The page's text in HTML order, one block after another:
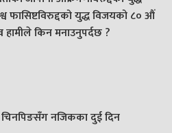
फासिष्टविरुद्दको युद्ध विजयको ८० औं
हामीले किन मनाउनुपर्दछ ?
चिनपिङसँग नजिकका दुई दिन